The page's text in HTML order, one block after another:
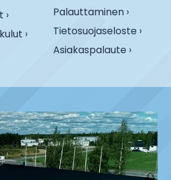
›
›
Palauttaminen ›
Tietosuojaseloste ›
Asiakaspalaute ›